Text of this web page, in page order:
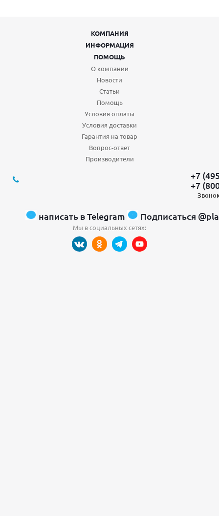
КОМПАНИЯ
ИНФОРМАЦИЯ
ПОМОЩЬ
О компании
Новости
Статьи
Помощь
Условия оплаты
Условия доставки
Гарантия на товар
Вопрос-ответ
Производители
+7
+7
написать в Telegram Подписаться
Мы в социальных сетях: